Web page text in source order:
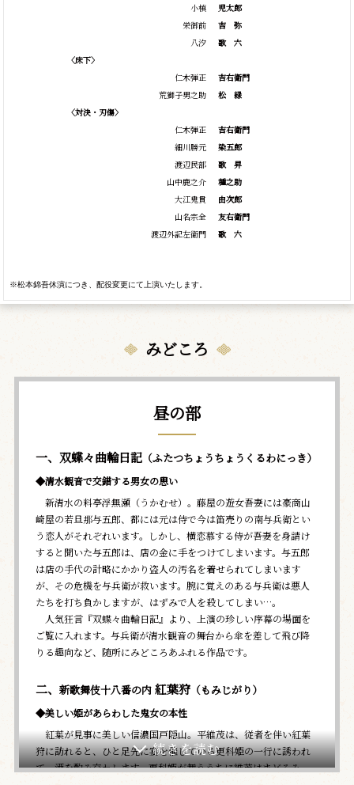
〈床下〉
〈対決・刃傷〉
小槙
栄御前
八汐
仁木弾正
荒獅子男之助
仁木弾正
細川勝元
渡辺民部
山中鹿之介
大江鬼貫
山名宗全
渡辺外記左衛門
児太郎
吉
弥
歌
六
吉右衛門
松 緑
吉右衛門
染五郎
歌
昇
種之助
由次郎
友右衛門
歌
六
※松本錦吾休演につき、配役変更にて上演いたします。
みどころ
昼の部
一、双蝶々曲輪日記（ふたつちょうちょうくるわにっき）
◆清水観音で交錯する男女の思い
新清水の料亭浮無瀬（うかむせ）。藤屋の遊女吾妻には豪商山
崎屋の若旦那与五郎、都には元は侍で今は笛売りの南与兵衛とい
う恋人がそれぞれいます。しかし、横恋慕する侍が吾妻を身請け
すると聞いた与五郎は、店の金に手をつけてしまいます。与五郎
は店の手代の計略にかかり盗人の汚名を着せられてしまいます
が、その危機を与兵衛が救います。腕に覚えのある与兵衛は悪人
たちを打ち負かしますが、はずみで人を殺してしまい…。
人気狂言『双蝶々曲輪日記』より、上演の珍しい序幕の場面を
ご覧に入れます。与兵衛が清水観音の舞台から傘を差して飛び降
りる趣向など、随所にみどころあふれる作品です。
二、 新歌舞伎十八番の内紅葉狩（もみじがり）
◆美しい姫があらわした鬼女の本性
紅葉が見事に美しい信濃国戸隠山。平維茂は、従者を伴い紅葉
狩に訪れると、ひと足先に宴を催している更科姫の一行に誘われ
て、酒を酌み交わします。更科姫が舞ううちに維茂はまどろみ、